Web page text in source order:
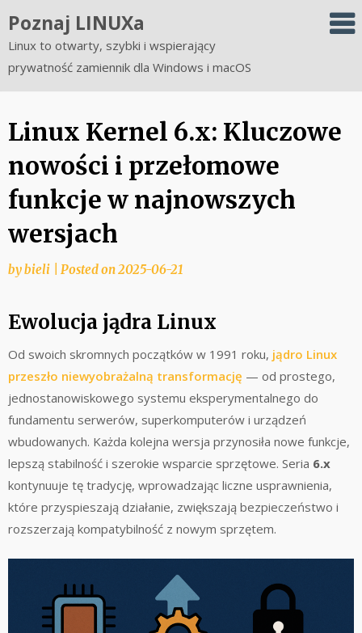
to
content
Poznaj LINUXa
Linux to otwarty, szybki i wspierający
prywatność zamiennik dla Windows i macOS
Linux Kernel 6.x: Kluczowe
nowości i przełomowe
funkcje w najnowszych
wersjach
bybieli Posted on2025-06-21
Ewolucja jądra Linux
Od swoich skromnych początków w 1991 roku, jądro Linux
przeszło niewyobrażalną transformację — od prostego,
jednostanowiskowego systemu eksperymentalnego do
fundamentu serwerów, superkomputerów i urządzeń
wbudowanych. Każda kolejna wersja przynosiła nowe funkcje,
lepszą stabilność i szerokie wsparcie sprzętowe. Seria 6.x
kontynuuje tę tradycję, wprowadzając liczne usprawnienia,
które przyspieszają działanie, zwiększają bezpieczeństwo i
rozszerzają kompatybilność z nowym sprzętem.